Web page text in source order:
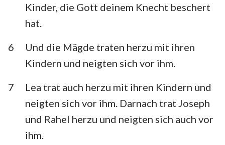
Kinder, die Gott deinem Knecht beschert
hat.
6
Und die Mägde traten herzu mit ihren
Kindern und neigten sich vor ihm.
7
Lea trat auch herzu mit ihren Kindern und
neigten sich vor ihm. Darnach trat Joseph
und Rahel herzu und neigten sich auch vor
ihm.